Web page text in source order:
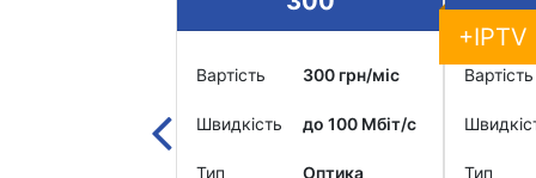
Вартість 300 грн/міс
Швидкість до 100 Мбіт/c
Тип Оптика
+IPTV
Вартість
Тип